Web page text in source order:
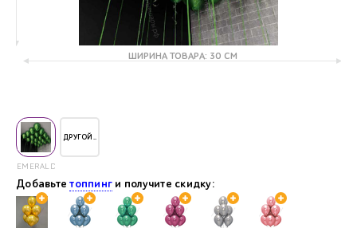
ШИРИНА ТОВАРА: 30 СМ
EMERALD
ДРУГОЙ..
Добавьтетоппинг и получите скидку: